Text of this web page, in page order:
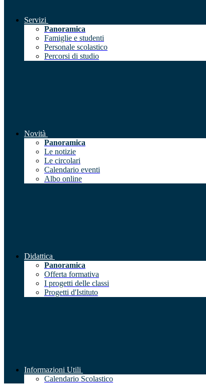
Servizi
Panoramica
Famiglie e studenti
Personale scolastico
Percorsi di studio
Novità
Panoramica
Le notizie
Le circolari
Calendario eventi
Albo online
Didattica
Panoramica
Offerta formativa
I progetti delle classi
Progetti d'Istituto
Informazioni Utili
Calendario Scolastico